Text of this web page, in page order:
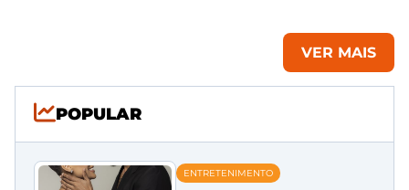
VER MAIS
POPULAR
ENTRETENIMENTO